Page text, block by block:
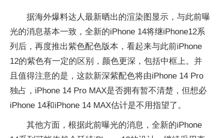
据海外爆料达人最新晒出的渲染图显示，与此前曝
光的消息基本一致，全新的iPhone 14将继iPhone12系
列后，再度推出紫色配色版本，看起来与此前iPhone
12的紫色有一定的区别，颜色更深，包括中框上。并
且值得注意的是，这款新深紫配色将由iPhone 14 Pro
独占，iPhone 14 Pro MAX是否拥有暂不清楚，但想必
iPhone 14和iPhone 14 MAX估计是不用指望了。
其他方面，根据此前曝光的消息，全新的iPhone